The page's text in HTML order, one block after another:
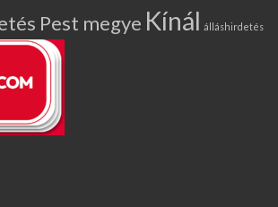
Pest megye Kínál álláshirdetés